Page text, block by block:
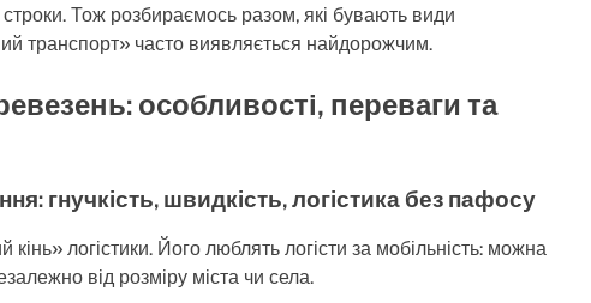
строки. Тож розбираємось разом, які бувають види
транспорт» часто виявляється найдорожчим.
особливості, переваги та
гнучкість, швидкість, логістика без пафосу
логістики. Його люблять логісти за мобільність: можна
від розміру міста чи села.